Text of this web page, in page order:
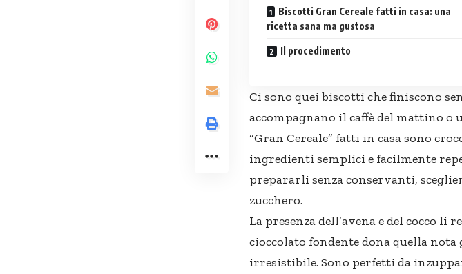
Biscotti Gran Cereale fatti in casa: una
ricetta sana ma gustosa
Il procedimento
Ci sono quei biscotti che finiscono
accompagnano il caffè del mattino
“Gran Cereale” fatti in casa sono
ingredienti semplici e facilmente
prepararli senza conservanti,
zucchero.
La presenza dell’avena e del cocco
cioccolato fondente dona quella
irresistibile. Sono perfetti da